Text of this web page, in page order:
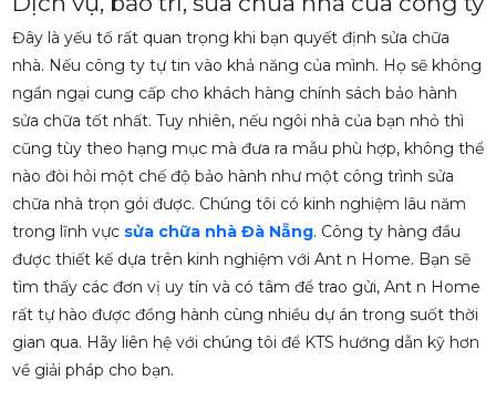
Đây là yếu tố rất quan trọng khi bạn quyết định sửa chữa
nhà. Nếu công ty tự tin vào khả năng của mình. Họ sẽ không
ngần ngại cung cấp cho khách hàng chính sách bảo hành
sửa chữa tốt nhất. Tuy nhiên, nếu ngôi nhà của bạn nhỏ thì
cũng tùy theo hạng mục mà đưa ra mẫu phù hợp, không thể
nào đòi hỏi một chế độ bảo hành như một công trình sửa
chữa nhà trọn gói được. Chúng tôi có kinh nghiệm lâu năm
trong lĩnh vực sửa chữa nhà Đà Nẵng. Công ty hàng đầu
được thiết kế dựa trên kinh nghiệm với Ant n Home. Bạn sẽ
tìm thấy các đơn vị uy tín và có tâm để trao gửi, Ant n Home
rất tự hào được đồng hành cùng nhiều dự án trong suốt thời
gian qua. Hãy liên hệ với chúng tôi để KTS hướng dẫn kỹ hơn
về giải pháp cho bạn.